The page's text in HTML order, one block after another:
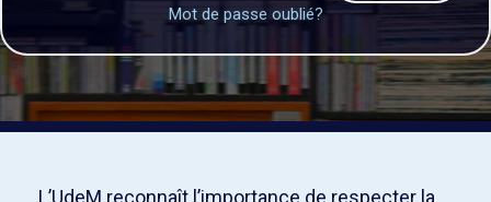
Mot de passe oublié?
L’UdeM reconnaît l’importance de respecter la